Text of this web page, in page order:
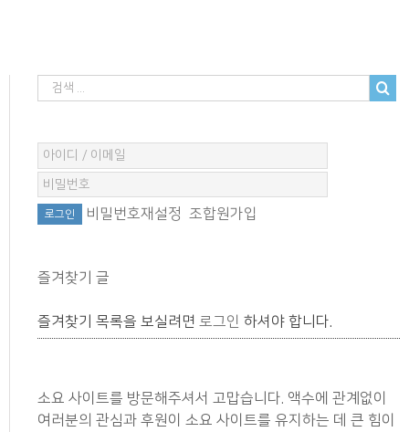
비밀번호재설정 조합원가입
즐겨찾기 글
즐겨찾기 목록을 보실려면 로그인 하셔야 합니다.
소요 사이트를 방문해주셔서 고맙습니다. 액수에 관계없이
여러분의 관심과 후원이 소요 사이트를 유지하는 데 큰 힘이